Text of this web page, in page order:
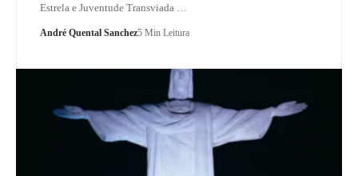
Estrela e Juventude Transviada …
André Quental Sanchez5 Min Leitura